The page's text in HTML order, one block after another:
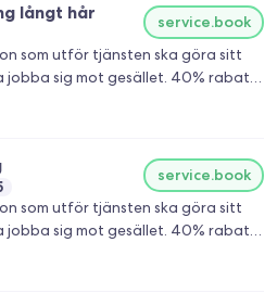
långt hår
service.book
som utför tjänsten ska göra sitt
jobba sig mot gesället. 40% rabatt
service.book
som utför tjänsten ska göra sitt
jobba sig mot gesället. 40% rabatt